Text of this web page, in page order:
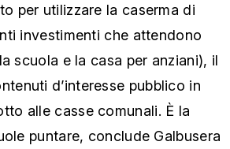
per utilizzare la caserma di
investimenti che attendono
scuola e la casa per anziani), il
d’interesse pubblico in
alle casse comunali. È la
puntare, conclude Galbusera